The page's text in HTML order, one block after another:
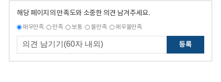
해당 페이지의 만족도와 소중한 의견 남겨주세요.
매우만족 만족 보통 불만족 매우불만족
등록